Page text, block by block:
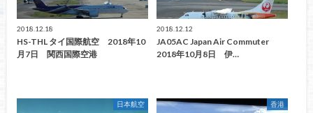
2018.12.18
HS-THL タイ国際航空 2018年10
月7日 関西国際空港
2018.12.12
JA05AC Japan Air Commuter
2018年10月8日 伊…
日本航空 香港